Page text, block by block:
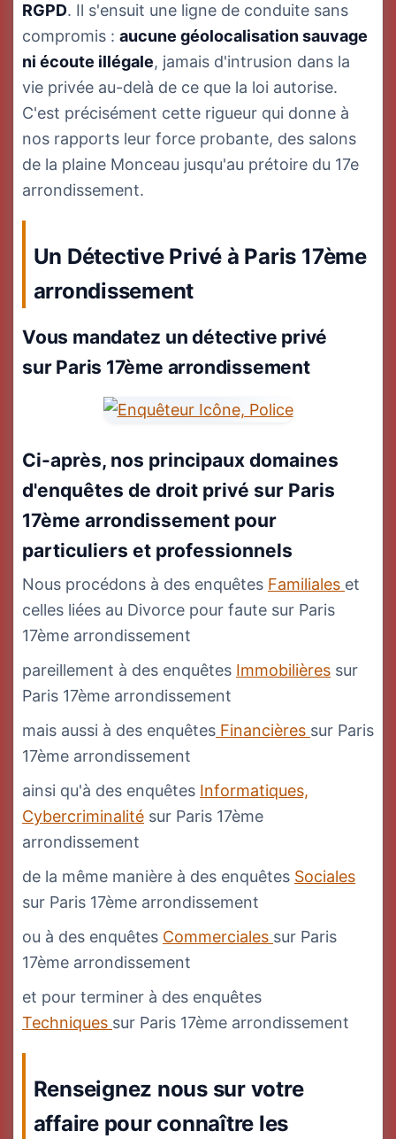
RGPD. Il s'ensuit une ligne de conduite sans
compromis : aucune géolocalisation sauvage
ni écoute illégale, jamais d'intrusion dans la
vie privée au-delà de ce que la loi autorise.
C'est précisément cette rigueur qui donne à
nos rapports leur force probante, des salons
de la plaine Monceau jusqu'au prétoire du 17e
arrondissement.
Un Détective Privé à Paris 17ème
arrondissement
Vous mandatez un détective privé
sur Paris 17ème arrondissement
Ci-après, nos principaux domaines
d'enquêtes de droit privé sur Paris
17ème arrondissement pour
particuliers et professionnels
Nous procédons à des enquêtes Familiales et
celles liées au Divorce pour faute sur Paris
17ème arrondissement
pareillement à des enquêtes Immobilières sur
Paris 17ème arrondissement
mais aussi à des enquêtes Financières sur Paris
17ème arrondissement
ainsi qu'à des enquêtes Informatiques,
Cybercriminalité sur Paris 17ème
arrondissement
de la même manière à des enquêtes Sociales
sur Paris 17ème arrondissement
ou à des enquêtes Commerciales sur Paris
17ème arrondissement
et pour terminer à des enquêtes
Techniques sur Paris 17ème arrondissement
Renseignez nous sur votre
affaire pour connaître les